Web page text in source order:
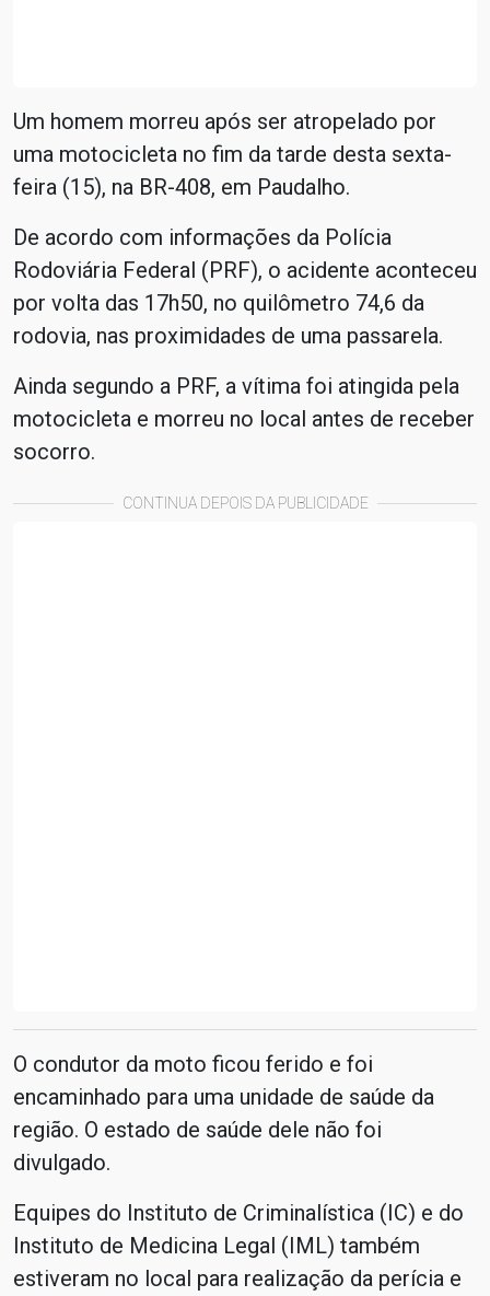
Um homem morreu após ser atropelado por
uma motocicleta no fim da tarde desta sexta-
feira (15), na BR-408, em Paudalho.
De acordo com informações da Polícia
Rodoviária Federal (PRF), o acidente aconteceu
por volta das 17h50, no quilômetro 74,6 da
rodovia, nas proximidades de uma passarela.
Ainda segundo a PRF, a vítima foi atingida pela
motocicleta e morreu no local antes de receber
socorro.
CONTINUA DEPOIS DA PUBLICIDADE
O condutor da moto ficou ferido e foi
encaminhado para uma unidade de saúde da
região. O estado de saúde dele não foi
divulgado.
Equipes do Instituto de Criminalística (IC) e do
Instituto de Medicina Legal (IML) também
estiveram no local para realização da perícia e